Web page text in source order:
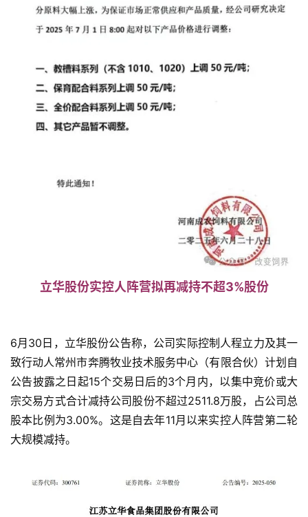
报
告
数
据
图
立华股份实控人阵营拟再减持不超3%股份
6月30日，立华股份公告称，公司实际控制人程立力及其一
致行动人常州市奔腾牧业技术服务中心（有限合伙）计划自
公告披露之日起15个交易日后的3个月内，以集中竞价或大
宗交易方式合计减持公司股份不超过2511.8万股，占公司总
股本比例为3.00%。这是自去年11月以来实控人阵营第二轮
大规模减持。